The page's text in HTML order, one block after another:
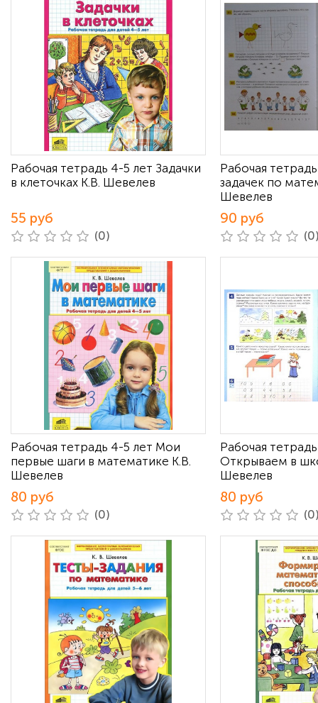
Рабочая тетрадь 4-5 лет Задачки
в клеточках К.В. Шевелев
55 руб
(0)
Рабочая
задачек по
Шевелев
90 руб
Рабочая тетрадь 4-5 лет Мои
первые шаги в математике К.В.
Шевелев
80 руб
(0)
Рабочая
Открываем в
Шевелев
80 руб